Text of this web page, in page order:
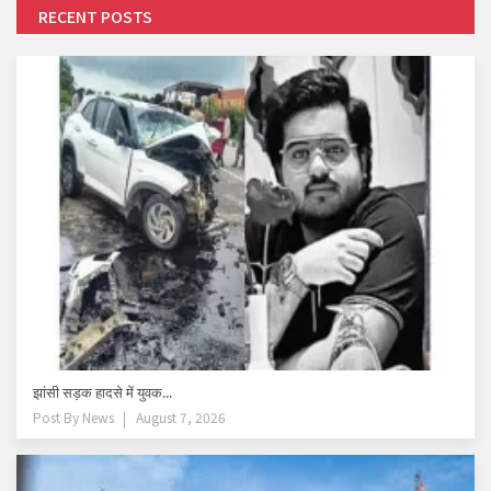
RECENT POSTS
झांसी सड़क हादसे में युवक...
Post By News August 7, 2026